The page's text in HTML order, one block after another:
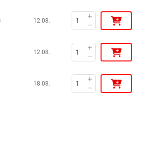
12.08.
12.08.
18.08.